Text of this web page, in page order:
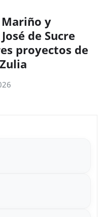
y
de Sucre
proyectos de